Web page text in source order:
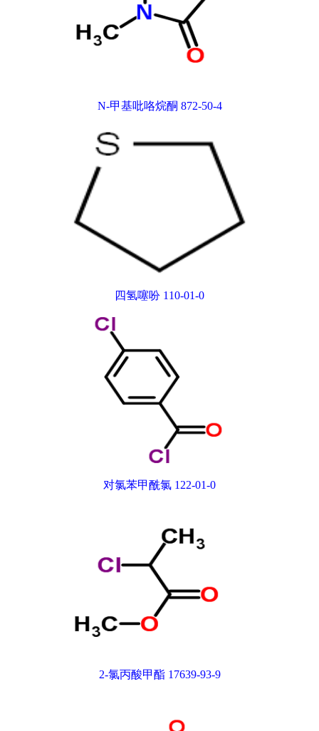
N-甲基吡咯烷酮 872-50-4
四氢噻吩 110-01-0
对氯苯甲酰氯 122-01-0
2-氯丙酸甲酯 17639-93-9